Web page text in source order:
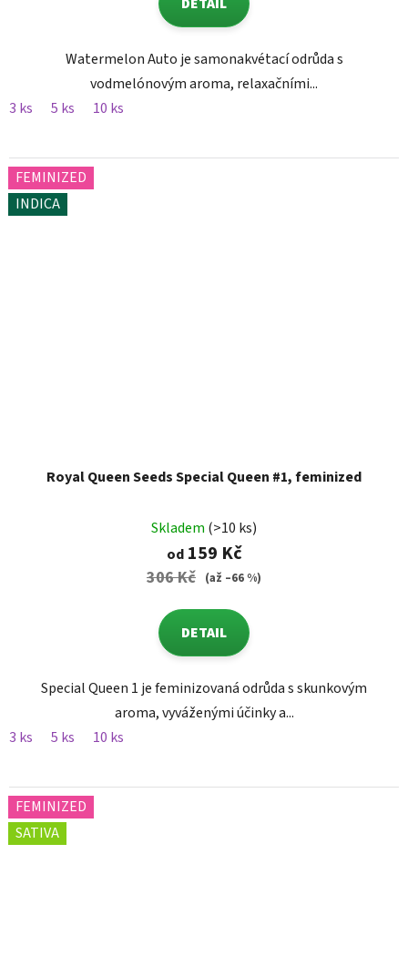
Watermelon Auto je samonakvétací odrůda s
vodmelónovým aroma, relaxačními...
3 ks
5 ks 10 ks
FEMINIZED
INDICA
Royal Queen Seeds Special Queen #1, feminized
Skladem (>10 ks)
od159 Kč
306 Kč (až –66 %)
DETAIL
Special Queen 1 je feminizovaná odrůda s skunkovým
aroma, vyváženými účinky a...
3 ks
5 ks 10 ks
FEMINIZED
SATIVA